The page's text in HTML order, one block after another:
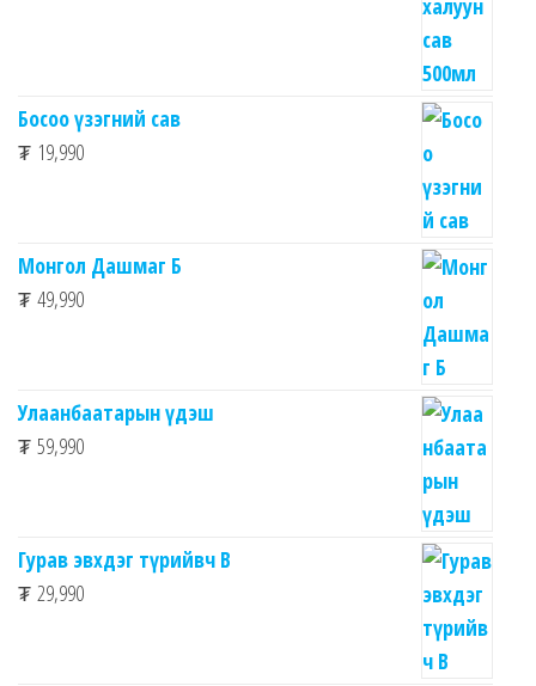
Босоо үзэгний сав
₮ 19,990
Монгол Дашмаг Б
₮ 49,990
Улаанбаатарын үдэш
₮ 59,990
Гурав эвхдэг түрийвч B
₮ 29,990